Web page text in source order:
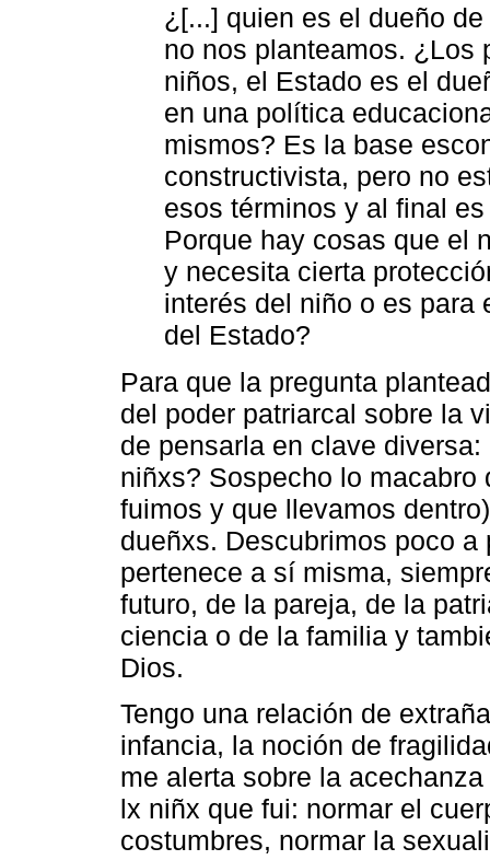
¿[...] quien es el dueño
no nos planteamos. ¿Los
niños, el Estado es el
en una política
mismos? Es la base
constructivista, pero no
esos términos y al final
Porque hay cosas que el
y necesita cierta
interés del niño o es para
del Estado?
Para que la pregunta
del poder patriarcal sobre la
de pensarla en clave
niñxs? Sospecho lo
fuimos y que llevamos
dueñxs. Descubrimos poco
pertenece a sí misma,
futuro, de la pareja, de la
ciencia o de la familia y
Dios.
Tengo una relación de
infancia, la noción de
me alerta sobre la
lx niñx que fui: normar el
costumbres, normar la